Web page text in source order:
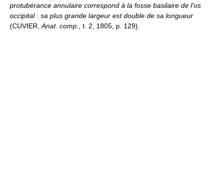
protubérance annulaire correspond à la fosse basilaire de l'os
occipital : sa plus grande largeur est double de sa longueur
(CUVIER, Anat. comp., t. 2, 1805, p. 129).